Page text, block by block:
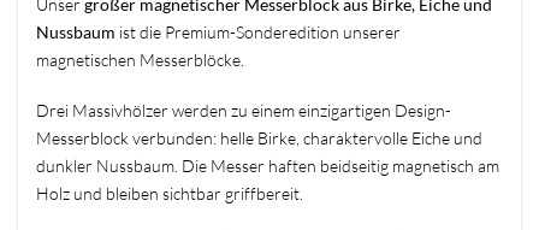
Unser großer magnetischer Messerblock aus Birke, Eiche und
Nussbaum ist die Premium-Sonderedition unserer
magnetischen Messerblöcke.
Drei Massivhölzer werden zu einem einzigartigen Design-
Messerblock verbunden: helle Birke, charaktervolle Eiche und
dunkler Nussbaum. Die Messer haften beidseitig magnetisch am
Holz und bleiben sichtbar griffbereit.